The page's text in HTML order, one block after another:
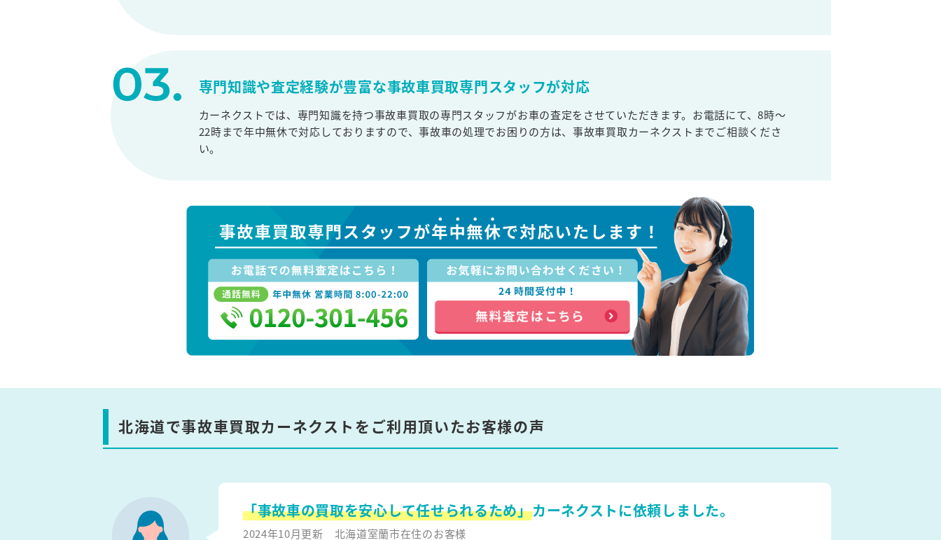
専門知識や査定経験が豊富な事故車買取専門スタッフが対応
カーネクストでは、専門知識を持つ事故車買取の専門スタッフがお車の査定をさせていただきます。お電話にて、8時～
22時まで年中無休で対応しておりますので、事故車の処理でお困りの方は、事故車買取カーネクストまでご相談くださ
い。
北海道で事故車買取カーネクストをご利用頂いたお客様の声
「事故車の買取を安心して任せられるため」カーネクストに依頼しました。
2024年10月更新 北海道室蘭市在住のお客様